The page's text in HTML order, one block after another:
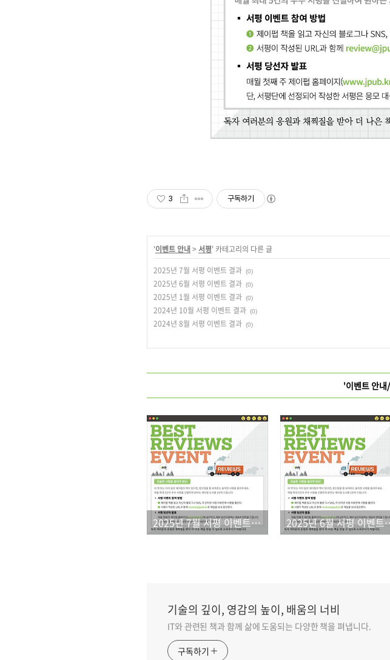
3 구독하기
'이벤트 안내> 서평' 카테고리의 다른 글
2025년 7월 서평 이벤트 결과 (0)
2025년 6월 서평 이벤트 결과 (0)
2025년 1월 서평 이벤트 결과 (0)
2024년 10월 서평 이벤트 결과 (0)
2024년 8월 서평 이벤트 결과 (0)
'이벤트 안
2025년 7월 서평 이벤트 결과 2025년 6
기술의 깊이, 영감의 높이, 배움의 너비
IT와 관련된 책과 함께 삶에 도움되는 다양한 책을 펴냅니다.
구독하기